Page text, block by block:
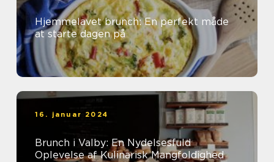
Hjemmelavet brunch: En perfekt måde
at starte dagen på
16. januar 2024
Brunch i Valby: En Nydelsesfuld
Oplevelse af Kulinarisk Mangfoldighed